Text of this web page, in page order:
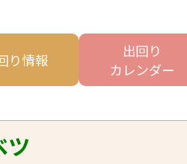
り情報
出回り
カレンダー
ツ